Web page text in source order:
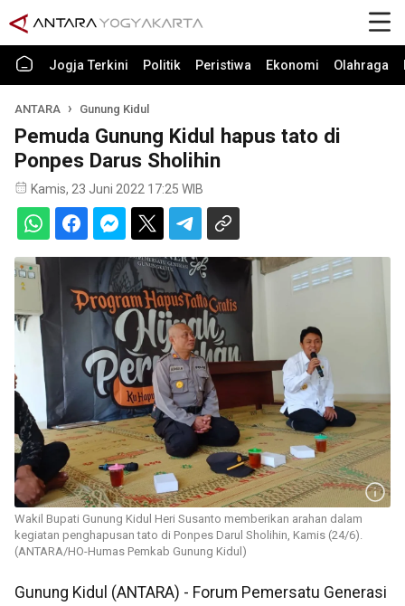
Jogja Terkini Politik Peristiwa Ekonomi Olahraga
ANTARA Gunung Kidul
Pemuda Gunung Kidul hapus tato di
Ponpes Darus Sholihin
Kamis, 23 Juni 2022 17:25 WIB
Wakil Bupati Gunung Kidul Heri Susanto memberikan arahan dalam
kegiatan penghapusan tato di Ponpes Darul Sholihin, Kamis (24/6).
(ANTARA/HO-Humas Pemkab Gunung Kidul)
Gunung Kidul (ANTARA) - Forum Pemersatu Generasi